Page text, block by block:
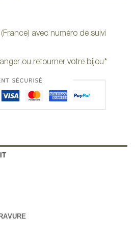
avec numéro de suivi
ou retourner votre bijou*